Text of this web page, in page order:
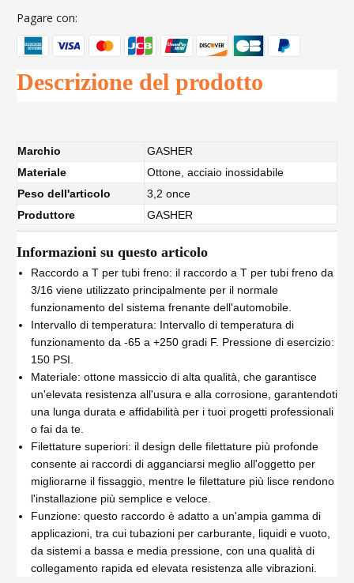
Pagare con:
Descrizione del prodotto
Marchio
GASHER
Materiale
Ottone, acciaio inossidabile
Peso dell'articolo
3,2 once
Produttore
GASHER
Informazioni su questo articolo
Raccordo a T per tubi freno: il raccordo a T per tubi freno da
3/16 viene utilizzato principalmente per il normale
funzionamento del sistema frenante dell'automobile.
Intervallo di temperatura: Intervallo di temperatura di
funzionamento da -65 a +250 gradi F. Pressione di esercizio:
150 PSI.
Materiale: ottone massiccio di alta qualità, che garantisce
un'elevata resistenza all'usura e alla corrosione, garantendoti
una lunga durata e affidabilità per i tuoi progetti professionali
o fai da te.
Filettature superiori: il design delle filettature più profonde
consente ai raccordi di agganciarsi meglio all'oggetto per
migliorarne il fissaggio, mentre le filettature più lisce rendono
l'installazione più semplice e veloce.
Funzione: questo raccordo è adatto a un'ampia gamma di
applicazioni, tra cui tubazioni per carburante, liquidi e vuoto,
da sistemi a bassa e media pressione, con una qualità di
collegamento rapida ed elevata resistenza alle vibrazioni.